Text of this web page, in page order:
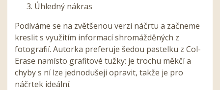
Úhledný nákras
Podíváme se na zvětšenou verzi náčrtu a začneme
kreslit s využitím informací shromážděných z
fotografií. Autorka preferuje šedou pastelku z Col-
Erase namísto grafitové tužky: je trochu měkčí a
chyby s ní lze jednodušeji opravit, takže je pro
náčrtek ideální.